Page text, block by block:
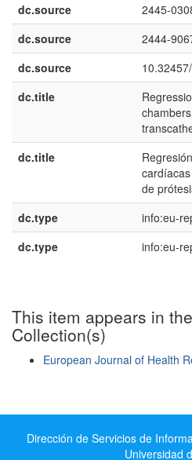
dc.source
2445-
dc.source
2444-
dc.source
dc.title
dc.title
de
dc.type
info:eu-
dc.type
info:eu-
This item appears in
Collection(s)
European Journal of Health
Dirección de Servicios de
Universidad